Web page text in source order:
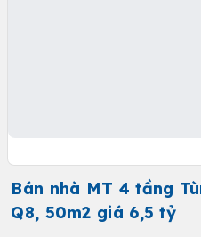
Bán nhà MT 4 tầng
Q8, 50m2 giá 6,5 tỷ